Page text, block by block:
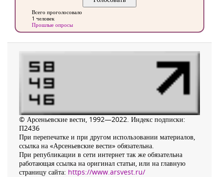
Всего проголосовало
1 человек
Прошлые опросы
© Арсеньевские вести, 1992—2022. Индекс подписки:
П2436
При перепечатке и при другом использовании материалов,
ссылка на «Арсеньевские вести» обязательна.
При републикации в сети интернет так же обязательна
работающая ссылка на оригинал статьи, или на главную
страницу сайта: https://www.arsvest.ru/